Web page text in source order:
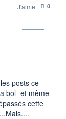
J'aime 0
posts ce
bol- et même
cette